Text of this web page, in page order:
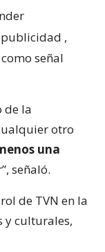
publicidad ,
señal
de la
otro
una
señaló.
de TVN en la
y culturales,